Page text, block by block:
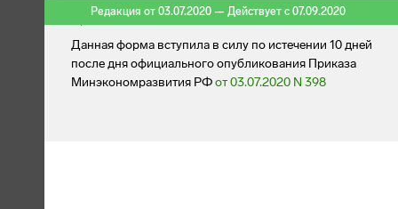
Редакция от 03.07.2020 — Действует с 07.09.2020
Примечание:
Данная форма вступила в силу по истечении 10 дней
после дня официального опубликования Приказа
Минэкономразвития РФот 03.07.2020 N 398